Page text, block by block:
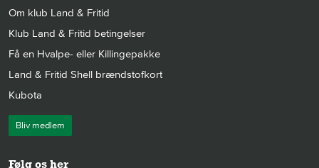
Om klub Land & Fritid
Klub Land & Fritid betingelser
Få en Hvalpe- eller Killingepakke
Land & Fritid Shell brændstofkort
Kubota
Bliv medlem
Følg os her